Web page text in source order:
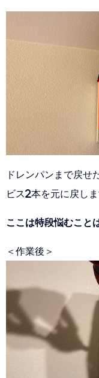
ドレンパンまで戻せ
ビス2本を元に戻しま
ここは特段悩むこと
＜作業後＞